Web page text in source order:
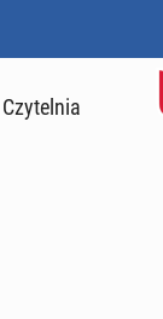
Czytelnia